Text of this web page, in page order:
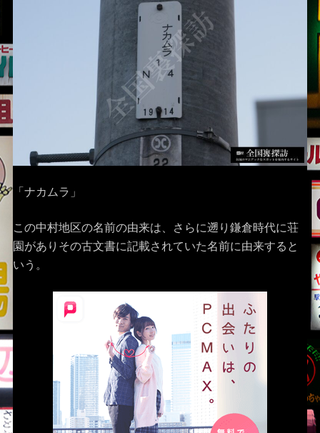
「ナカムラ」
この中村地区の名前の由来は、さらに遡り鎌倉時代に荘
園がありその古文書に記載されていた名前に由来すると
いう。